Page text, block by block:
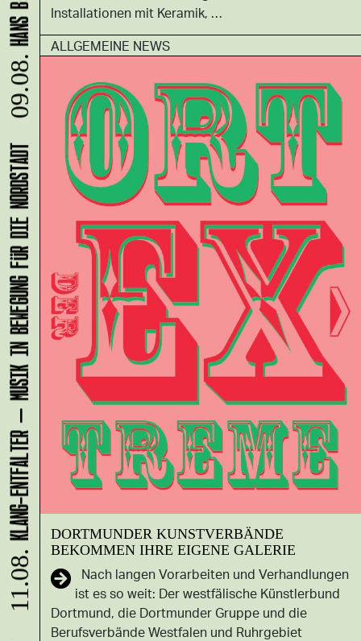
Installationen mit Keramik, …
ALLGEMEINE NEWS
DORTMUNDER KUNSTVERBÄNDE
BEKOMMEN IHRE EIGENE GALERIE
Nach langen Vorarbeiten und Verhandlungen
ist es so weit: Der westfälische Künstlerbund
Dortmund, die Dortmunder Gruppe und die
Berufsverbände Westfalen und Ruhrgebiet
11.08.
KLANG-ENTFALTER – MUSIK IN BEWEGUNG FÜR DIE NORDSTADT
09.08.